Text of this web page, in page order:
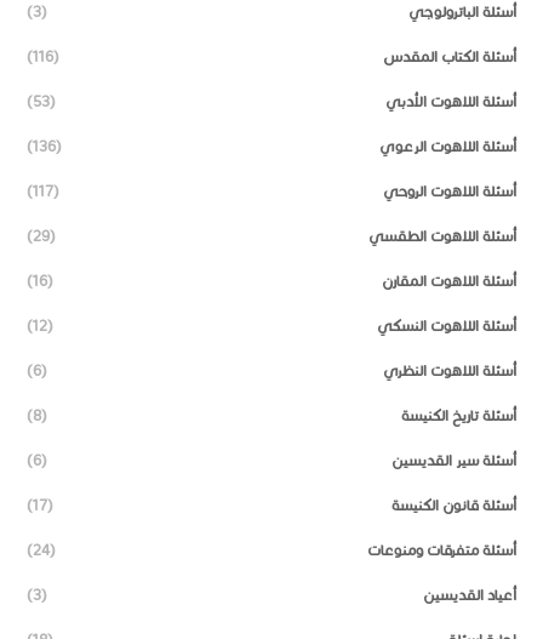
أسئلة الباترولوجي (3)
أسئلة الكتاب المقدس (116)
أسئلة اللاهوت الأدبي (53)
أسئلة اللاهوت الرعوي (136)
أسئلة اللاهوت الروحي (117)
أسئلة اللاهوت الطقسي (29)
أسئلة اللاهوت المقارن (16)
أسئلة اللاهوت النسكي (12)
أسئلة اللاهوت النظري (6)
أسئلة تاريخ الكنيسة (8)
أسئلة سير القديسين (6)
أسئلة قانون الكنيسة (17)
أسئلة متفرقات ومنوعات (24)
أعياد القديسين (3)